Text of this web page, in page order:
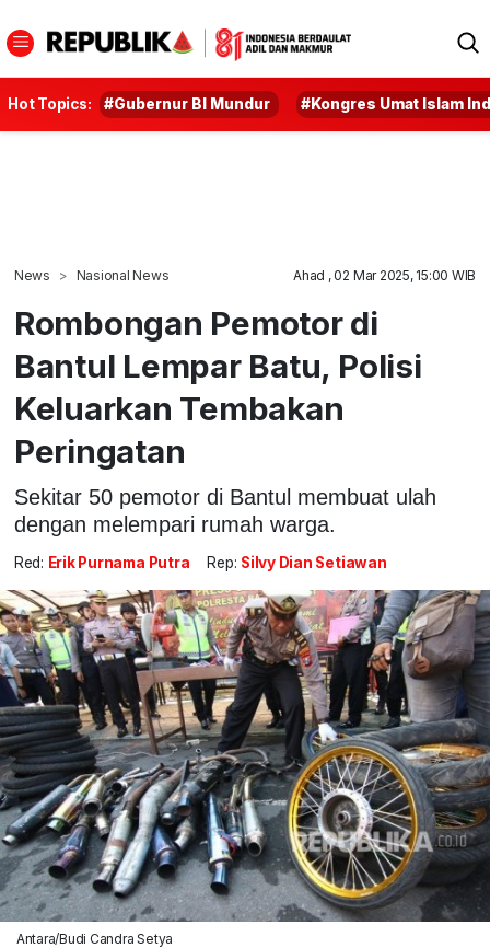
Hot Topics: #Gubernur BI Mundur #Kongres Umat Islam
News Nasional News Ahad , 02 Mar 2025, 15:00 WIB
Rombongan Pemotor di
Bantul Lempar Batu, Polisi
Keluarkan Tembakan
Peringatan
Sekitar 50 pemotor di Bantul membuat ulah
dengan melempari rumah warga.
Red: Erik Purnama Putra Rep: Silvy Dian Setiawan
Antara/Budi Candra Setya